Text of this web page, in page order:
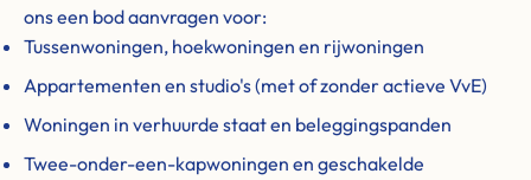
ons een bod aanvragen voor:
Tussenwoningen, hoekwoningen en rijwoningen
Appartementen en studio's (met of zonder actieve VvE)
Woningen in verhuurde staat en beleggingspanden
Twee-onder-een-kapwoningen en geschakelde